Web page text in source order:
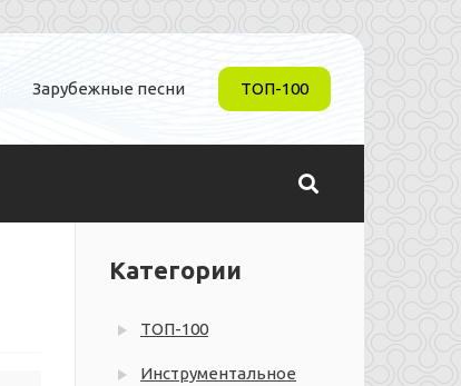
Зарубежные песни ТОП-100
Категории
ТОП-100
Инструментальное